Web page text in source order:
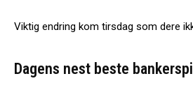
Viktig endring kom tirsdag som dere
Dagens nest beste